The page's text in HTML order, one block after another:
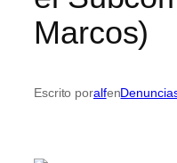
Marcos)
Escrito poralfen